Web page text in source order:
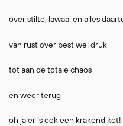
over stilte, lawaai en alles
van rust over best wel druk
tot aan de totale chaos
en weer terug
oh ja er is ook een krakend kot!